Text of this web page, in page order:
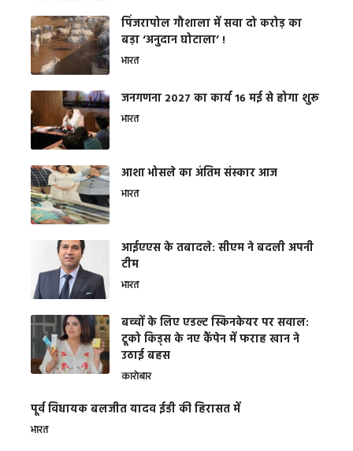
​पिंजरापोल गौशाला में सवा दो करोड़ का
बड़ा ‘अनुदान घोटाला’ !
भारत
जनगणना 2027 का कार्य 16 मई से होगा शुरू
भारत
आशा भोसले का अंतिम संस्कार आज
भारत
आईएएस के तबादले: सीएम ने बदली अपनी
टीम
भारत
बच्चों के लिए एडल्ट स्किनकेयर पर सवाल:
टूको किड्स के नए कैंपेन में फराह खान ने
उठाई बहस
कारोबार
पूर्व विधायक बलजीत यादव ईडी की हिरासत में
भारत